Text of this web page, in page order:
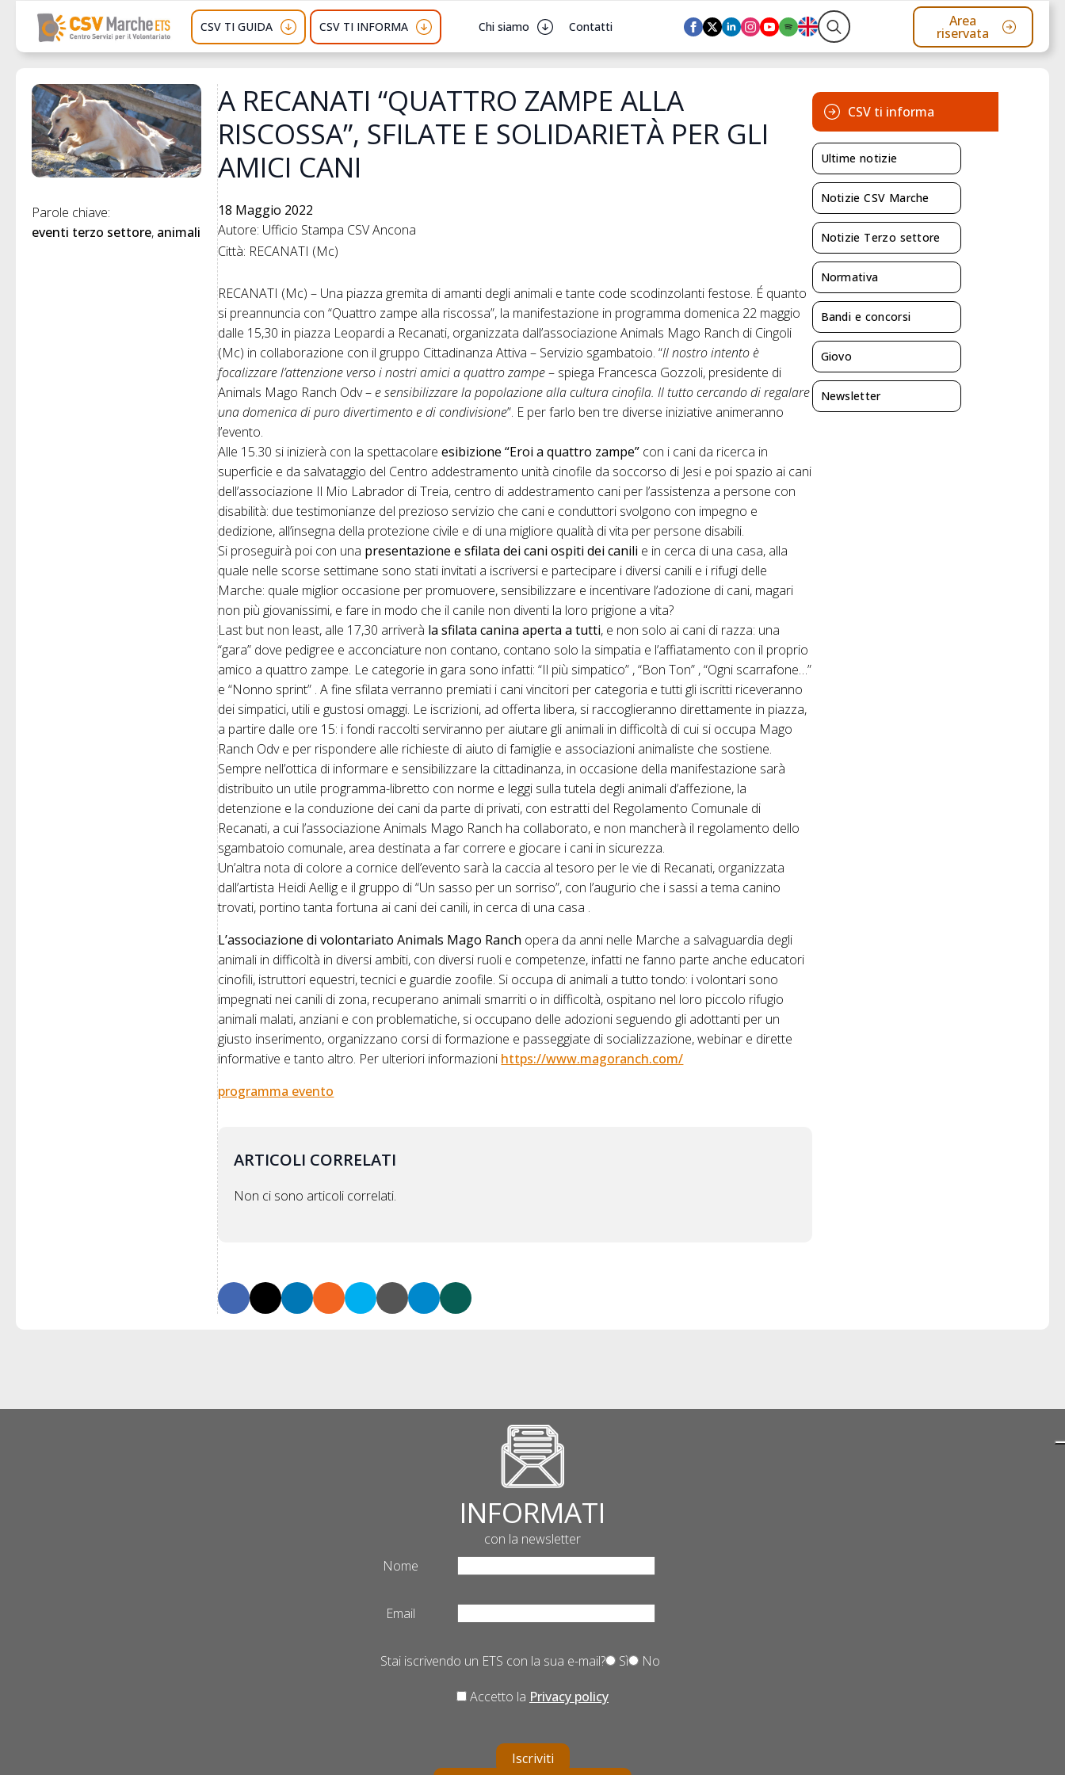
CSV TI GUIDA CSV TI INFORMA Chi siamo Contatti
Search
Area
riservata
Parole chiave:
eventi terzo settore animali
A RECANATI “QUATTRO ZAMPE ALLA
RISCOSSA”, SFILATE E SOLIDARIETÀ PER GLI
AMICI CANI
18 Maggio 2022
Autore: Ufficio Stampa CSV Ancona
Città: RECANATI (Mc)
RECANATI (Mc) – Una piazza gremita di amanti degli animali e tante code scodinzolanti festose. É quanto
si preannuncia con “Quattro zampe alla riscossa”, la manifestazione in programma domenica 22 maggio
dalle 15,30 in piazza Leopardi a Recanati, organizzata dall’associazione Animals Mago Ranch di Cingoli
(Mc) in collaborazione con il gruppo Cittadinanza Attiva – Servizio sgambatoio. “Il nostro intento è
focalizzare l’attenzione verso i nostri amici a quattro zampe– spiega Francesca Gozzoli, presidente di
Animals Mago Ranch Odv – e sensibilizzare la popolazione alla cultura cinofila. Il tutto cercando di regalare
una domenica di puro divertimento e di condivisione”. E per farlo ben tre diverse iniziative animeranno
l’evento.
Alle 15.30 si inizierà con la spettacolareesibizione “Eroi a quattro zampe” con i cani da ricerca in
superficie e da salvataggio del Centro addestramento unità cinofile da soccorso di Jesi e poi spazio ai cani
dell’associazione Il Mio Labrador di Treia, centro di addestramento cani per l’assistenza a persone con
disabilità: due testimonianze del prezioso servizio che cani e conduttori svolgono con impegno e
dedizione, all’insegna della protezione civile e di una migliore qualità di vita per persone disabili.
Si proseguirà poi con una presentazione e sfilata dei cani ospiti dei canili e in cerca di una casa, alla
quale nelle scorse settimane sono stati invitati a iscriversi e partecipare i diversi canili e i rifugi delle
Marche: quale miglior occasione per promuovere, sensibilizzare e incentivare l’adozione di cani, magari
non più giovanissimi, e fare in modo che il canile non diventi la loro prigione a vita?
Last but non least, alle 17,30 arriverà la sfilata canina aperta a tutti, e non solo ai cani di razza: una
“gara” dove pedigree e acconciature non contano, contano solo la simpatia e l’affiatamento con il proprio
amico a quattro zampe. Le categorie in gara sono infatti: “Il più simpatico” , “Bon Ton” , “Ogni scarrafone…”
e “Nonno sprint” . A fine sfilata verranno premiati i cani vincitori per categoria e tutti gli iscritti riceveranno
dei simpatici, utili e gustosi omaggi. Le iscrizioni, ad offerta libera, si raccoglieranno direttamente in piazza,
a partire dalle ore 15: i fondi raccolti serviranno per aiutare gli animali in difficoltà di cui si occupa Mago
Ranch Odv e per rispondere alle richieste di aiuto di famiglie e associazioni animaliste che sostiene.
Sempre nell’ottica di informare e sensibilizzare la cittadinanza, in occasione della manifestazione sarà
distribuito un utile programma-libretto con norme e leggi sulla tutela degli animali d’affezione, la
detenzione e la conduzione dei cani da parte di privati, con estratti del Regolamento Comunale di
Recanati, a cui l’associazione Animals Mago Ranch ha collaborato, e non mancherà il regolamento dello
sgambatoio comunale, area destinata a far correre e giocare i cani in sicurezza.
Un’altra nota di colore a cornice dell’evento sarà la caccia al tesoro per le vie di Recanati, organizzata
dall’artista Heidi Aellig e il gruppo di “Un sasso per un sorriso”, con l’augurio che i sassi a tema canino
trovati, portino tanta fortuna ai cani dei canili, in cerca di una casa .
L’associazione di volontariato Animals Mago Ranch opera da anni nelle Marche a salvaguardia degli
animali in difficoltà in diversi ambiti, con diversi ruoli e competenze, infatti ne fanno parte anche educatori
cinofili, istruttori equestri, tecnici e guardie zoofile. Si occupa di animali a tutto tondo: i volontari sono
impegnati nei canili di zona, recuperano animali smarriti o in difficoltà, ospitano nel loro piccolo rifugio
animali malati, anziani e con problematiche, si occupano delle adozioni seguendo gli adottanti per un
giusto inserimento, organizzano corsi di formazione e passeggiate di socializzazione, webinar e dirette
informative e tanto altro. Per ulteriori informazioni https://www.magoranch.com/
programma evento
ARTICOLI CORRELATI
Non ci sono articoli correlati.
CSV ti informa
Ultime notizie
Notizie CSV Marche
Notizie Terzo settore
Normativa
Bandi e concorsi
Giovo
Newsletter
INFORMATI
con la newsletter
Nome
Email
Stai iscrivendo un ETS con la sua e-mail? Sì No
Accetto la Privacy policy
Iscriviti